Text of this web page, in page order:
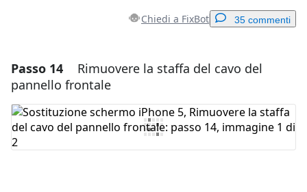
Chiedi a FixBot 35 commenti
Aggiungi un commento
Aggiungi Commento
Passo 14
Rimuovere la staffa del cavo del
pannello frontale